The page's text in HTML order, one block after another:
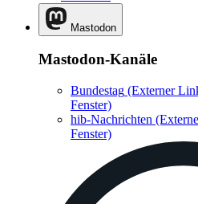
Mastodon
Mastodon-Kanäle
Bundestag (Externer
Fenster)
hib-Nachrichten
Fenster)